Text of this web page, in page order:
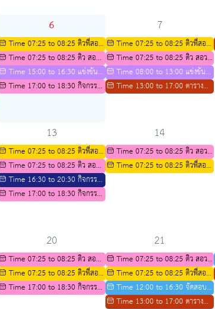
6
Time 07:25 to 08:25 ติวพี่สอน
น้องสาขาชีววิทยา ปีการศึกษา 2569
Time 07:25 to 08:25 ติว สอวน
สาขาคณิตศาสตร์
Time 15:00 to 16:30 แข่งขัน
casio thailand
Time 17:00 to 18:30 กิจกรรม
7
Time 07:25 to 08:25 ติวพี่สอน
น้องสาขาชีววิทยา ปีการศึกษา 2569
Time 07:25 to 08:25 ติว สอวน
สาขาคณิตศาสตร์
Time 08:00 to 13:00 แข่งขัน
casio thailand
Time 13:00 to 17:00 ตาราง
13
Time 07:25 to 08:25 ติวพี่สอน
น้องสาขาชีววิทยา ปีการศึกษา 2569
Time 07:25 to 08:25 ติว สอวน
สาขาคณิตศาสตร์
Time 16:30 to 20:30 กิจกรรม
ภาษาไทยภาษาถิ่น (สอบซ่อม)
Time 17:00 to 18:30 กิจกรรม
ระดับชั้นมัธยมศึกษาปีที่ 4
14
Time 07:25 to 08:25 ติว สอวน
สาขาคณิตศาสตร์
Time 07:25 to 08:25 ติวพี่สอน
20
Time 07:25 to 08:25 ติว สอวน
สาขาคณิตศาสตร์
Time 07:25 to 08:25 ติวพี่สอน
น้องสาขาชีววิทยา ปีการศึกษา 2569
Time 17:00 to 18:30 กิจกรรม
21
Time 07:25 to 08:25 ติว สอวน
สาขาคณิตศาสตร์
Time 07:25 to 08:25 ติวพี่สอน
น้องสาขาชีววิทยา ปีการศึกษา 2569
Time 12:00 to 16:30 จัดสอบ
ASMO รายวิชา วิทยาศาสตร์
Time 13:00 to 17:00 ตาราง